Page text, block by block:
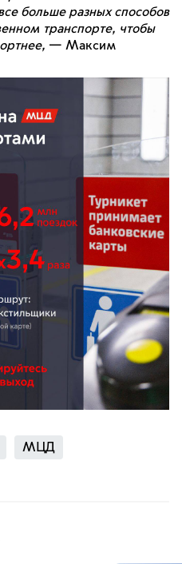
больше разных способов
транспорте, чтобы
— Максим
МЦД